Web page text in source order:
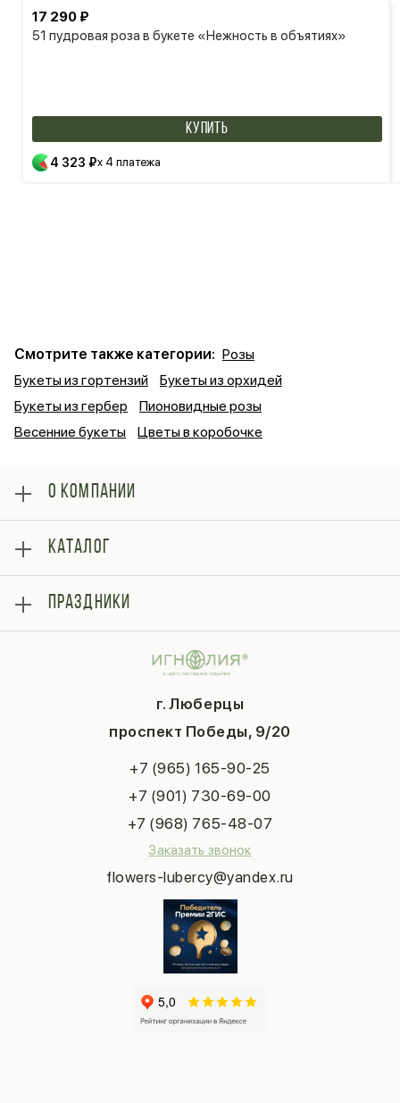
51 пудровая роза в букете «Нежность в объятиях»
17 290 ₽
КУПИТЬ
4 323 ₽x 4 платежа
Смотрите также категории: Розы
Букеты из гортензий
Букеты из орхидей
Букеты из гербер
Пионовидные розы
Весенние букеты
Цветы в коробочке
г. Люберцы
проспект Победы, 9/20
+7 (965) 165-90-25
+7 (901) 730-69-00
+7 (968) 765-48-07
Заказать звонок
flowers-lubercy@yandex.ru
О КОМПАНИИ
Оплата
Отзывы
Блог
Гарантии
Контакты
Публичная оферта
КАТАЛОГ
Букеты
Композиции
ПРАЗДНИКИ
Последний звонок